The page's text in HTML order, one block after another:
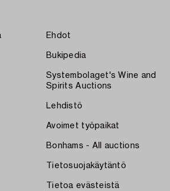
Ehdot
Bukipedia
Systembolaget's Wine and
Spirits Auctions
Lehdistö
Avoimet työpaikat
Bonhams - All auctions
Tietosuojakäytäntö
Tietoa evästeistä